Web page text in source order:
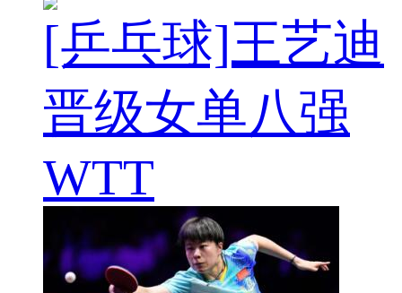
[乒乓球]王艺迪
晋级女单八强
WTT